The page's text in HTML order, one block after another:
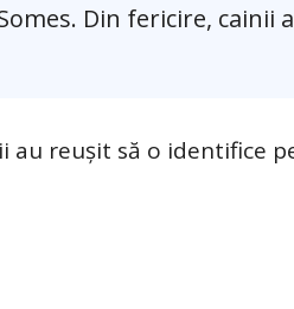
Din fericire, cainii
reușit să o identifice